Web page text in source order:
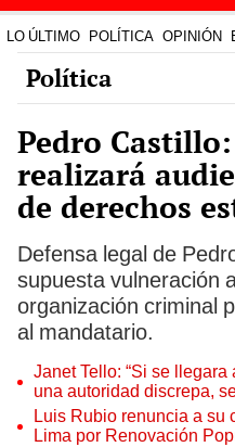
LO ÚLTIMO POLÍTICA OPINIÓN
Política
Pedro
realizará
de derechos
Defensa legal de
supuesta vulneración
organización criminal
al mandatario.
Janet Tello: “Si se
una autoridad discrepa,
judicial”
Luis Rubio renuncia a su
Lima por Renovación